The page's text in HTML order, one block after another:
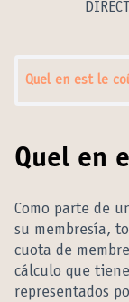
Quel en est le
Quel en
Como parte de
su membresía,
cuota de
cálculo que
representados